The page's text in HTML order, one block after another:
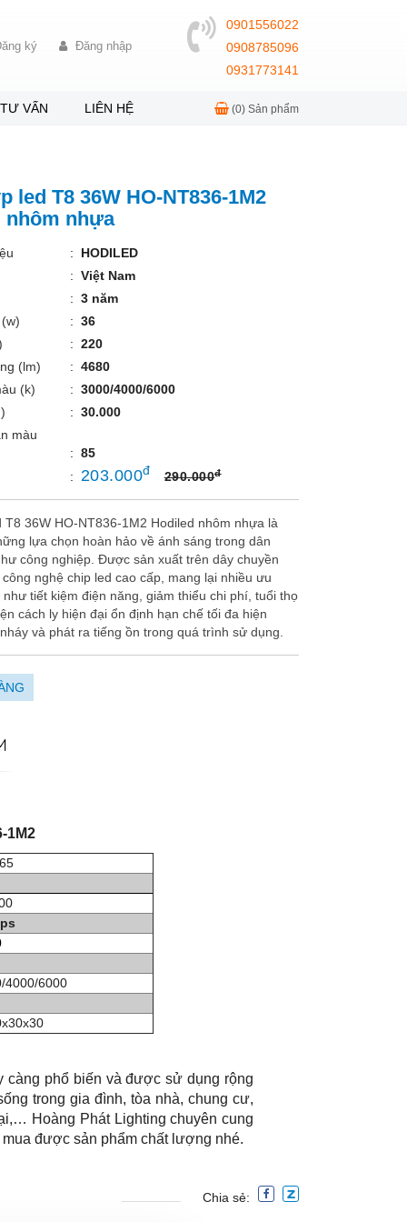
ký Đăng nhập
0901556022
0908785096
0931773141
TƯ VẤN LIÊN HỆ (0) Sản phẩm
led T8 36W HO-NT836-1M2
nhôm nhựa
: HODILED
: Việt Nam
: 3 năm
: 36
: 220
(lm)
: 4680
(k)
: 3000/4000/6000
: 30.000
màu
: 85
: 203.000đ 290.000đ
36W HO-NT836-1M2 Hodiled nhôm nhựa là
lựa chọn hoàn hảo về ánh sáng trong dân
công nghiệp. Được sản xuất trên dây chuyền
nghệ chip led cao cấp, mang lại nhiều ưu
tiết kiệm điện năng, giảm thiểu chi phí, tuổi thọ
cách ly hiện đại ổn định hạn chế tối đa hiện
và phát ra tiếng ồn trong quá trình sử dụng.
1M2
4000/6000
càng phổ biến và được sử dụng rộng
trong gia đình, tòa nhà, chung cư,
Hoàng Phát Lighting chuyên cung
được sản phẩm chất lượng nhé.
Chia sẻ: